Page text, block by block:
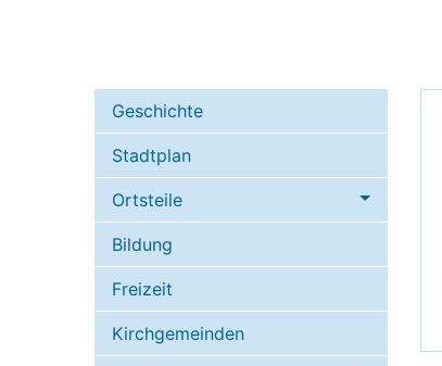
Geschichte
Stadtplan
Ortsteile
Bildung
Freizeit
Kirchgemeinden